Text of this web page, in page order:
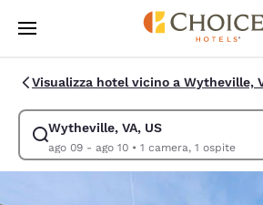
Vai A Contenuto Principale
Visualizza hotel vicino a Wytheville,
Wytheville, VA, US
ago 09 - ago 10• 1 camera, 1 ospite
Modifica la ricerca per Wytheville, VA, US.